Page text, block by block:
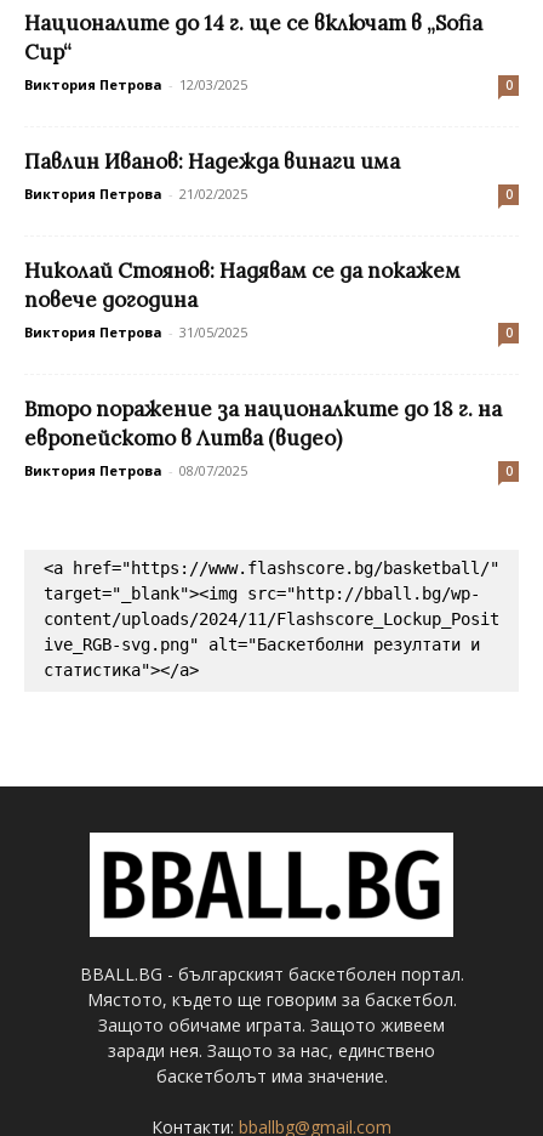
Националите до 14 г. ще се включат в „Sofia
Cup“
Виктория Петрова - 12/03/2025 0
Павлин Иванов: Надежда винаги има
Виктория Петрова - 21/02/2025 0
Николай Стоянов: Надявам се да покажем
повече догодина
Виктория Петрова - 31/05/2025 0
Второ поражение за националките до 18 г. на
европейското в Литва (видео)
Виктория Петрова - 08/07/2025 0
<a href="https://www.flashscore.bg/basketball/"
target="_blank"><img src="http://bball.bg/wp-
content/uploads/2024/11/Flashscore_Lockup_Posit
ive_RGB-svg.png" alt="Баскетболни резултати и
статистика"></a>
BBALL.BG - българският баскетболен портал.
Мястото, където ще говорим за баскетбол.
Защото обичаме играта. Защото живеем
заради нея. Защото за нас, единствено
баскетболът има значение.
Контакти: bballbg@gmail.com